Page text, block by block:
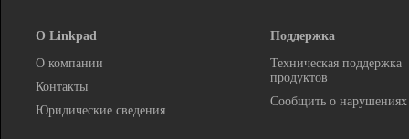
О Linkpad
О компании
Контакты
Юридические сведения
Поддержка
Техническая поддержка
продуктов
Сообщить о нарушениях